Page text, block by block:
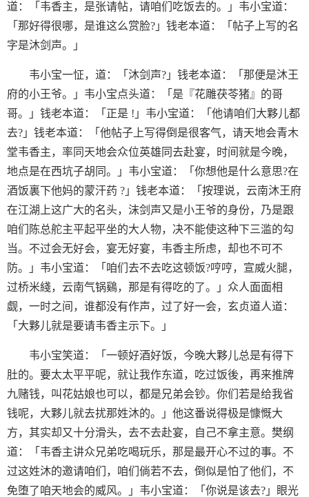
道：「韦香主，是张请帖，请咱们吃饭去的。」韦小宝道：
「那好得很哪，是谁这么赏脸?」钱老本道：「帖子上写的名
字是沐剑声。」
韦小宝一怔，道：「沐剑声?」钱老本道：「那便是沐王
府的小王爷。」韦小宝点头道：「是『花雕茯苓猪』的哥
哥。」钱老本道：「正是 !」韦小宝道：「他请咱们大夥儿都
去?」钱老本道：「他帖子上写得倒是很客气，请天地会青木
堂韦香主，率同天地会众位英雄同去赴宴，时间就是今晚，
地点是在西坑子胡同。」韦小宝道：「你想他是什么意思?在
酒饭裏下他妈的蒙汗药 ?」钱老本道：「按理说，云南沐王府
在江湖上这广大的名头，沫剑声又是小王爷的身份，乃是跟
咱们陈总舵主平起平坐的大人物，决不能使这种下三滥的勾
当。不过会无好会，宴无好宴，韦香主所虑，却也不可不
防。」韦小宝道：「咱们去不去吃这顿饭?哼哼，宣威火腿，
过桥米綫，云南气锅鷄，那是有得吃的了。」众人面面相
觑，一时之间，谁都没有作声，过了好一会，玄贞道人道：
「大夥儿就是要请韦香主示下。」
韦小宝笑道：「一顿好酒好饭，今晚大夥儿总是有得下
肚的。要太太平平呢，就让我作东道，吃过饭後，再来推牌
九赌钱，叫花姑娘也可以，都是兄弟会钞。你们若是给我省
钱呢，大夥儿就去扰那姓沐的。」他这番说得极是慷慨大
方，其实却又十分滑头，去不去赴宴，自己不拿主意。樊纲
道：「韦香主讲众兄弟吃喝玩乐，那是最开心不过的事。不
过这姓沐的邀请咱们，咱们倘若不去，倒似是怕了他们，不
免堕了咱天地会的威风。」韦小宝道：「你说是该去?」眼光